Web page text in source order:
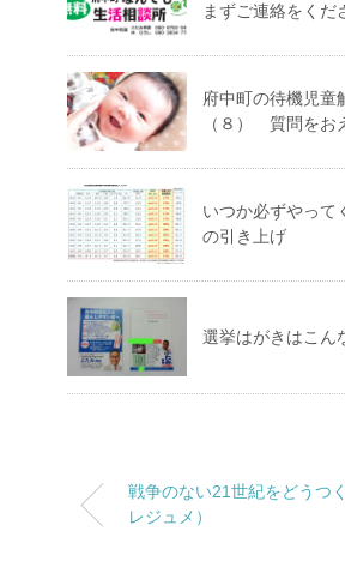
まずご連絡をくだ
府中町の待機児童
（８） 質問をお
いつか必ずやっ
の引き上げ
選挙はがきはこん
戦争のない21世紀をどうつ
レジュメ）